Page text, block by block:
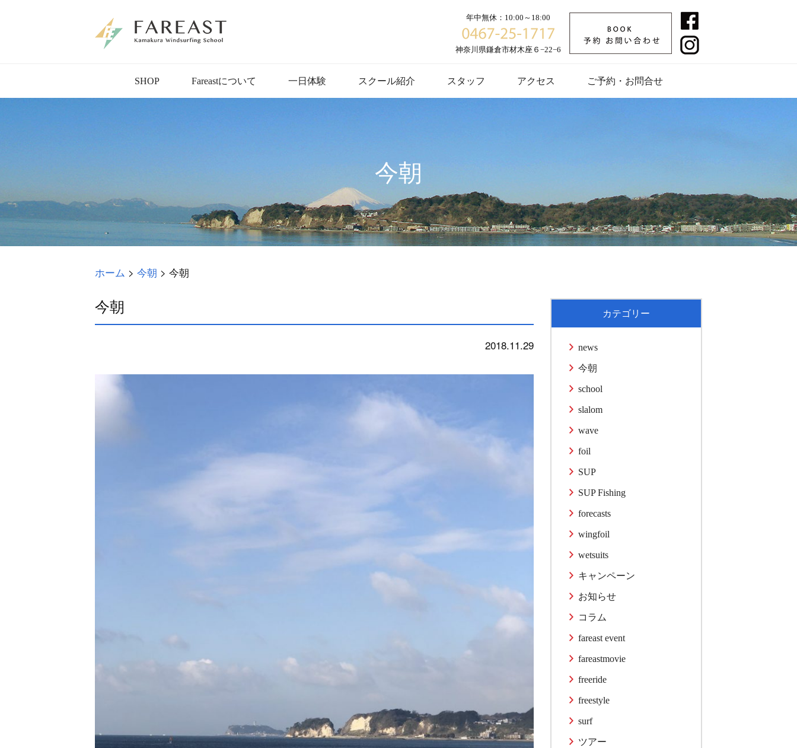
年中無休：10:00～18:00
神奈川県鎌倉市材木座６−22−6
SHOP Fareastについて 一日体験 スクール紹介 スタッフ アクセス ご予約・お問合せ
今朝
ホーム > 今朝 > 今朝
今朝
2018.11.29
カテゴリー
news
今朝
school
slalom
wave
foil
SUP
SUP Fishing
forecasts
wingfoil
wetsuits
キャンペーン
お知らせ
コラム
fareast event
fareastmovie
freeride
freestyle
surf
ツアー